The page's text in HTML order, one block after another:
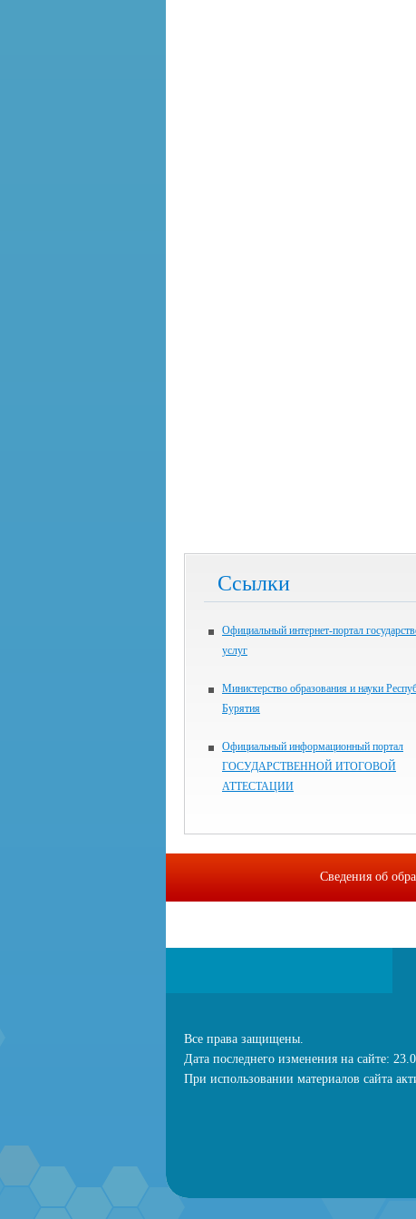
Ссылки
Официальный интернет-портал
услуг
Министерство образования и науки
Бурятия
Официальный информационный портал
ГОСУДАРСТВЕННОЙ ИТОГОВОЙ
АТТЕСТАЦИИ
Сведения об
Все права защищены.
Дата последнего изменения на сайте:
При использовании материалов сайта